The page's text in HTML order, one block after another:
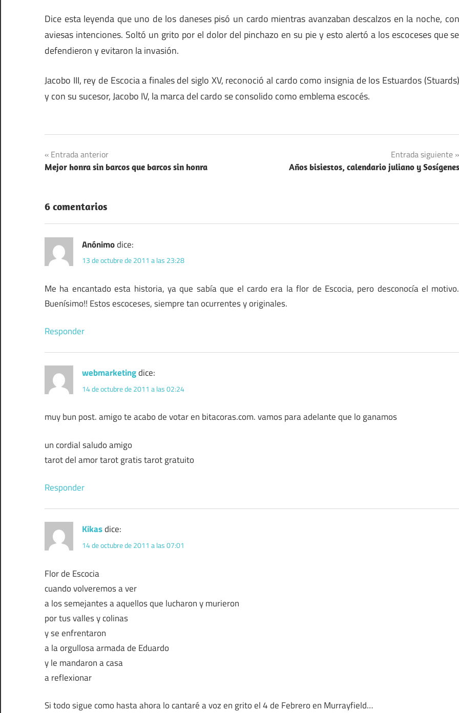
Dice esta leyenda que uno de los daneses pisó un cardo mientras avanzaban descalzos en la noche, con
aviesas intenciones. Soltó un grito por el dolor del pinchazo en su pie y esto alertó a los escoceses que se
defendieron y evitaron la invasión.
Jacobo III, rey de Escocia a finales del siglo XV, reconoció al cardo como insignia de los Estuardos (Stuards)
y con su sucesor, Jacobo IV, la marca del cardo se consolido como emblema escocés.
Navegación
de
entradas
Entrada anterior
Mejor honra sin barcos que barcos sin honra
Entrada siguiente
Años bisiestos, calendario juliano y Sosígenes
6 comentarios
Anónimodice:
13 de octubre de 2011 a las 23:28
Me ha encantado esta historia, ya que sabía que el cardo era la flor de Escocia, pero desconocía el motivo.
Buenísimo!! Estos escoceses, siempre tan ocurrentes y originales.
Responder
webmarketingdice:
14 de octubre de 2011 a las 02:24
muy bun post. amigo te acabo de votar en bitacoras.com. vamos para adelante que lo ganamos
un cordial saludo amigo
tarot del amor tarot gratis tarot gratuito
Responder
Kikasdice:
14 de octubre de 2011 a las 07:01
Flor de Escocia
cuando volveremos a ver
a los semejantes a aquellos que lucharon y murieron
por tus valles y colinas
y se enfrentaron
a la orgullosa armada de Eduardo
y le mandaron a casa
a reflexionar
Si todo sigue como hasta ahora lo cantaré a voz en grito el 4 de Febrero en Murrayfield…